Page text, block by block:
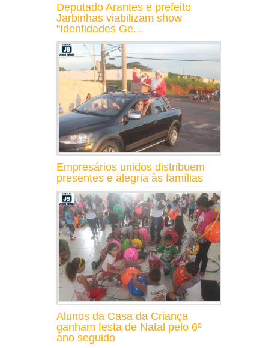
Deputado Arantes e prefeito
Jarbinhas viabilizam show
"Identidades Ge...
Empresários unidos distribuem
presentes e alegria às famílias
Alunos da Casa da Criança
ganham festa de Natal pelo 6º
ano seguido